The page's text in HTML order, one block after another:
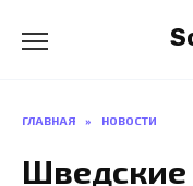
содержанию
ГЛАВНАЯ » НОВОСТИ
Шведские